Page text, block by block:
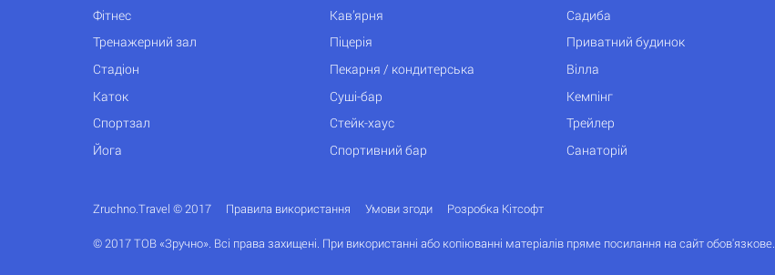
Фітнес
Тренажерний зал
Стадіон
Каток
Спортзал
Йога
Кав’ярня
Піцерія
Пекарня / кондитерська
Суші-бар
Стейк-хаус
Спортивний бар
Садиба
Приватний будинок
Вілла
Кемпінг
Трейлер
Санаторій
Zruchno.Travel © 2017 Правила використання Умови згоди Розробка Кітсофт
© 2017 ТОВ «Зручно». Всі права захищені. При використанні або копіюванні матеріалів пряме посилання на сайт обов'язкове.